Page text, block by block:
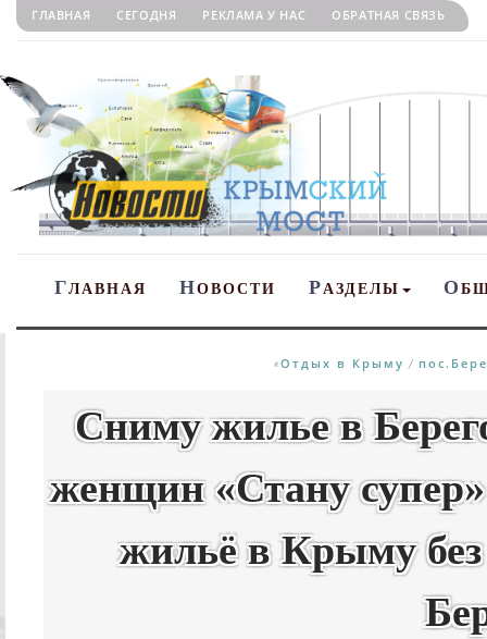
ГЛАВНАЯ СЕГОДНЯ РЕКЛАМА У НАС ОБРАТНАЯ СВЯЗЬ
ГЛАВНАЯ НОВОСТИ РАЗДЕЛЫ О
«Отдых в Крыму /
Сниму жилье в
женщин «Стану
жильё в Крыму